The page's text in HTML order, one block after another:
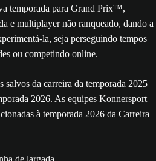
temporada para Grand Prix™,
e multiplayer não ranqueado, dando a
la, seja perseguindo tempos
ou competindo online.
salvos da carreira da temporada 2025
2026. As equipes Konnersport
à temporada 2026 da Carreira